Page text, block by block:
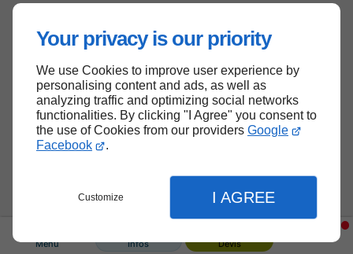
Your privacy is our priority
We use Cookies to improve user experience by
personalising content and ads, as well as
analyzing traffic and optimizing social networks
functionalities. By clicking "I Agree" you consent to
the use of Cookies from our providers Google
Facebook
.
Customize I AGREE
Menu Infos Devis
Haut de page